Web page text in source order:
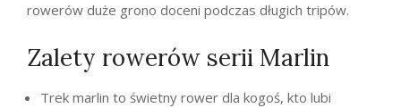
rowerów duże grono doceni podczas długich tripów.
Zalety rowerów serii Marlin
Trek marlin to świetny rower dla kogoś, kto lubi